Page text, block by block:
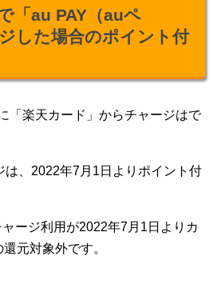
「au PAY（auペ
した場合のポイント付
「楽天カード」からチャージはで
は、2022年7月1日よりポイント付
ージ利用が2022年7月1日よりカ
元対象外です。